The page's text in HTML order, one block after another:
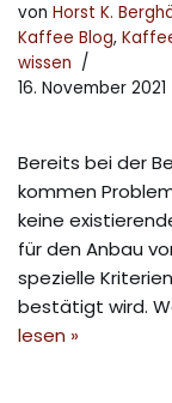
von Horst K.
Kaffee Blog,
wissen
16. November 2021
Bereits bei der
kommen
keine
für den Anbau
spezielle
bestätigt wird.
lesen »